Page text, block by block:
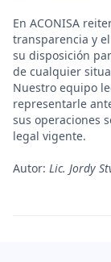
En ACONISA
transparencia y
su disposición
de cualquier
Nuestro equipo
representarle
sus operaciones
legal vigente.
Autor: Lic. Jordy